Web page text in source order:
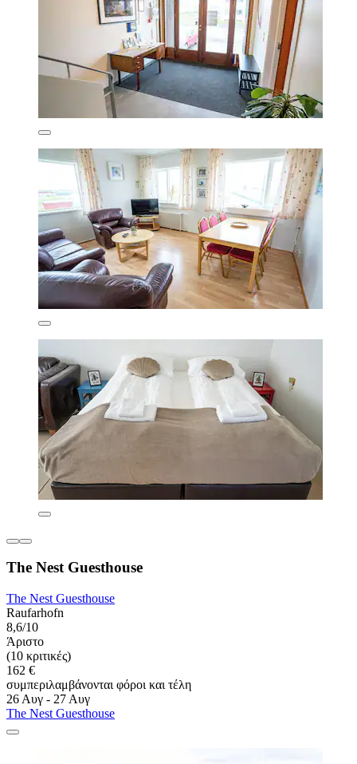
The Nest Guesthouse
The Nest Guesthouse
Raufarhofn
8,6/10
Άριστο
(10 κριτικές)
162 €
συμπεριλαμβάνονται φόροι και τέλη
26 Αυγ - 27 Αυγ
The Nest Guesthouse